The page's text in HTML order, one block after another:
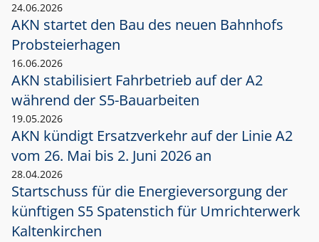
24.06.2026
AKN startet den Bau des neuen Bahnhofs
Probsteierhagen
16.06.2026
AKN stabilisiert Fahrbetrieb auf der A2
während der S5-Bauarbeiten
19.05.2026
AKN kündigt Ersatzverkehr auf der Linie A2
vom 26. Mai bis 2. Juni 2026 an
28.04.2026
Startschuss für die Energieversorgung der
künftigen S5 Spatenstich für Umrichterwerk
Kaltenkirchen